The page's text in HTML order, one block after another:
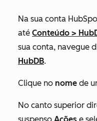
Na sua conta
até Conteúdo >
sua conta, navegue
HubDB.
Clique no nome de
No canto superior